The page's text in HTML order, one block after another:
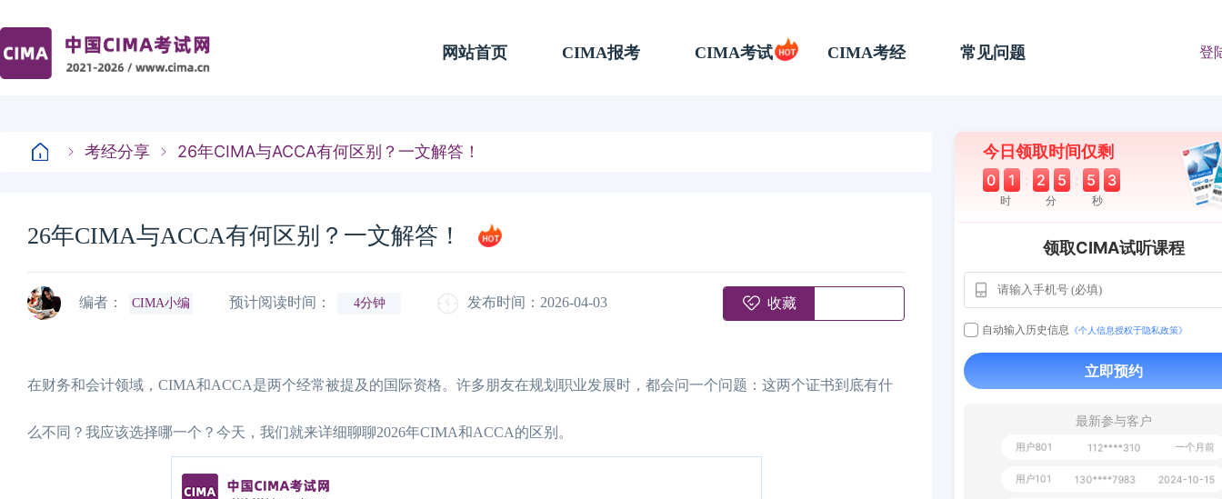
网站首页 CIMA报考 CIMA考试 CIMA考经 常见问题 登
考经分享 26年CIMA与ACCA有何区别？一文解答！
26年CIMA与ACCA有何区别？一文解答！
编者： CIMA小编 预计阅读时间： 4分钟 发布时间：2026-04-03 收藏
在财务和会计领域，CIMA和ACCA是两个经常被提及的国际资格。许多朋友在规划职业发展时，都会问一个问题：这两个证书到底有什
么不同？我应该选择哪一个？今天，我们就来详细聊聊2026年CIMA和ACCA的区别。
今日领取时间仅剩
0 1 : 2 5 : 5 2
时 分 秒
领取CIMA试听课程
自动输入历史信息 《个人信息授权于隐私政策》
立即预约
最新参与客户
**AoZ 130****8017 1 天前
130****9630